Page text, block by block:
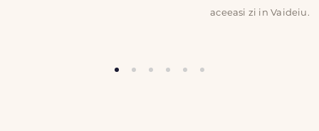
aceeasi zi in Vaideiu.